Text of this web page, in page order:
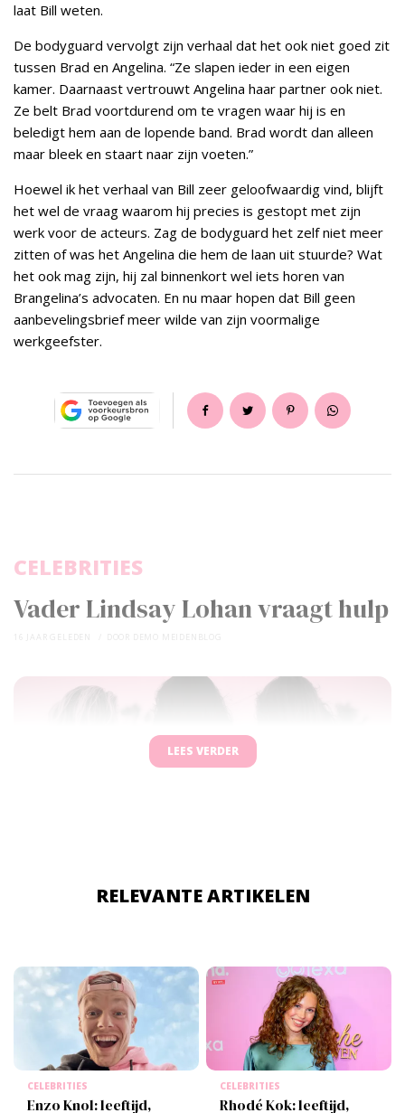
laat Bill weten.
De bodyguard vervolgt zijn verhaal dat het ook niet goed zit
tussen Brad en Angelina. “Ze slapen ieder in een eigen
kamer. Daarnaast vertrouwt Angelina haar partner ook niet.
Ze belt Brad voortdurend om te vragen waar hij is en
beledigt hem aan de lopende band. Brad wordt dan alleen
maar bleek en staart naar zijn voeten.”
Hoewel ik het verhaal van Bill zeer geloofwaardig vind, blijft
het wel de vraag waarom hij precies is gestopt met zijn
werk voor de acteurs. Zag de bodyguard het zelf niet meer
zitten of was het Angelina die hem de laan uit stuurde? Wat
het ook mag zijn, hij zal binnenkort wel iets horen van
Brangelina’s advocaten. En nu maar hopen dat Bill geen
aanbevelingsbrief meer wilde van zijn voormalige
werkgeefster.
Vader Lindsay Lohan vraagt hulp
CELEBRITIES
LEES VERDER
RELEVANTE ARTIKELEN
CELEBRITIES
Enzo Knol: leeftijd,
CELEBRITIES
Rhodé Kok: leeftijd,